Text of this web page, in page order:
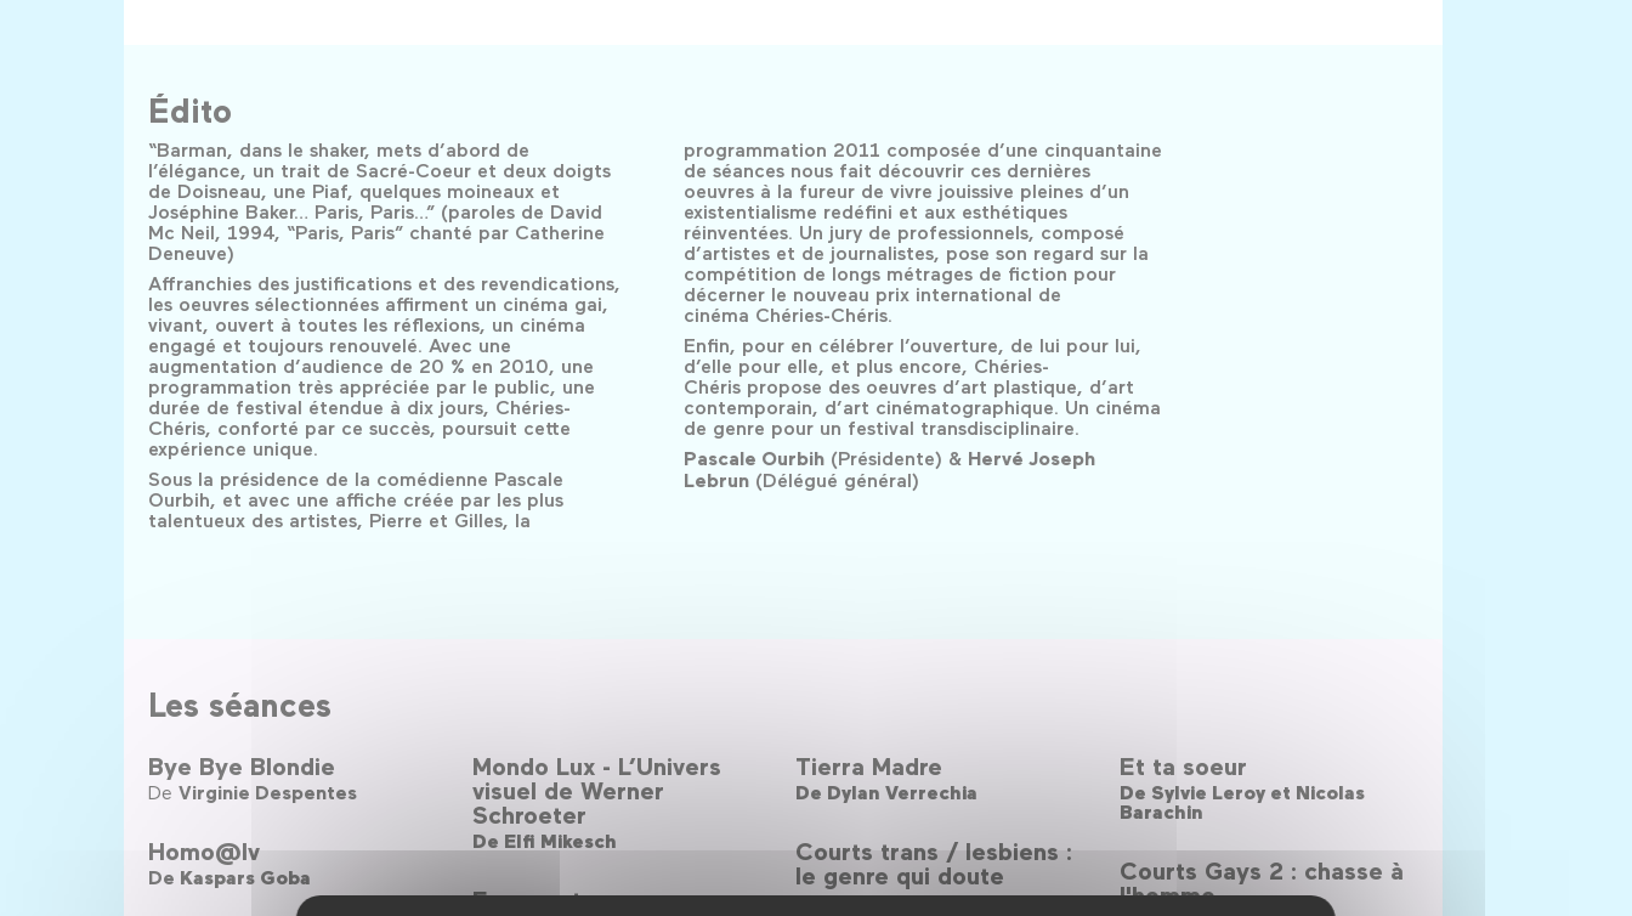
Édito
“Barman, dans le shaker, mets d’abord de
l’élégance, un trait de Sacré-Coeur et deux doigts
de Doisneau, une Piaf, quelques moineaux et
Joséphine Baker… Paris, Paris…” (paroles de David
Mc Neil, 1994, “Paris, Paris” chanté par Catherine
Deneuve)
Affranchies des justifications et des revendications,
les oeuvres sélectionnées affirment un cinéma gai,
vivant, ouvert à toutes les réflexions, un cinéma
engagé et toujours renouvelé. Avec une
augmentation d’audience de 20 % en 2010, une
programmation très appréciée par le public, une
durée de festival étendue à dix jours, Chéries-
Chéris, conforté par ce succès, poursuit cette
expérience unique.
Sous la présidence de la comédienne Pascale
Ourbih, et avec une affiche créée par les plus
talentueux des artistes, Pierre et Gilles, la
programmation 2011 composée d’une cinquantaine
de séances nous fait découvrir ces dernières
oeuvres à la fureur de vivre jouissive pleines d’un
existentialisme redéfini et aux esthétiques
réinventées. Un jury de professionnels, composé
d’artistes et de journalistes, pose son regard sur la
compétition de longs métrages de fiction pour
décerner le nouveau prix international de
cinéma Chéries-Chéris.
Enfin, pour en célébrer l’ouverture, de lui pour lui,
d’elle pour elle, et plus encore, Chéries-
Chéris propose des oeuvres d’art plastique, d’art
contemporain, d’art cinématographique. Un cinéma
de genre pour un festival transdisciplinaire.
Pascale Ourbih(Présidente) & Hervé Joseph
Lebrun(Délégué général)
Les séances
Bye Bye Blondie
De Virginie Despentes
Homo@lv
De Kaspars Goba
Mondo Lux - L’Univers
visuel de Werner
Schroeter
De Elfi Mikesch
En secret
Tierra Madre
De Dylan Verrechia
Courts trans / lesbiens :
le genre qui doute
Et ta soeur
De Sylvie Leroy et Nicolas
Barachin
Courts Gays 2 : chasse à
l'homme